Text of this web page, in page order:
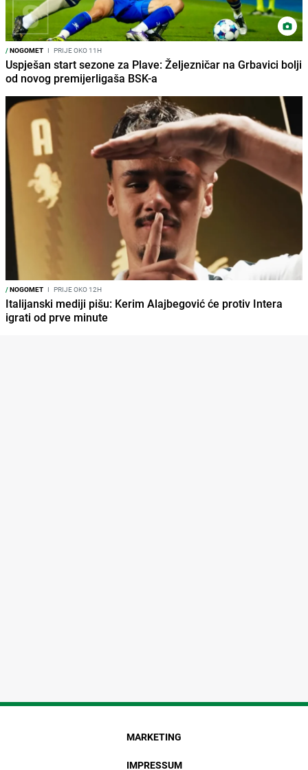
/NOGOMET I PRIJE OKO 11H
Uspješan start sezone za Plave: Željezničar na Grbavici bolji
od novog premijerligaša BSK-a
/NOGOMET I PRIJE OKO 12H
Italijanski mediji pišu: Kerim Alajbegović će protiv Intera
igrati od prve minute
MARKETING
IMPRESSUM